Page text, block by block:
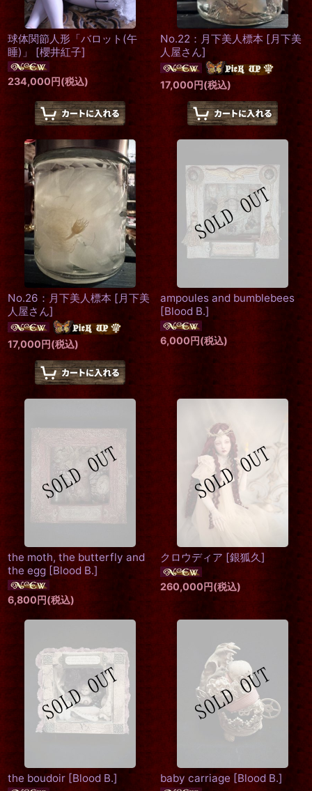
球体関節人形「バロット(午
睡)」
[櫻井紅子]
234,000円(税込)
No.22：月下美人標本 [ 月下美
人屋さん]
17,000円(税込)
No.26：月下美人標本 [ 月下美
人屋さん]
17,000円(税込)
ampoules and bumblebees
[Blood B.]
6,000円(税込)
the moth, the butterfly and
the egg [Blood B.]
6,800円(税込)
クロウディア [銀狐久 ]
260,000円(税込)
the boudoir [Blood B.] baby carriage [Blood B.]